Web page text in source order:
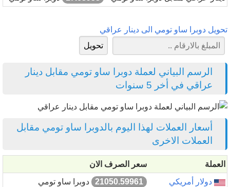
تحويل دوبرا ساو تومي الى دينار عراقي
الرسم البياني لعملة دوبرا ساو تومي مقابل دينار
عراقي في أخر 5 سنوات
أسعار العملات لهذا اليوم بالدوبرا ساو تومي مقابل
العملات الاخرى
العملة
سعر الصرف الان
دولار أمريكي
21050.59961
دوبرا ساو تومي